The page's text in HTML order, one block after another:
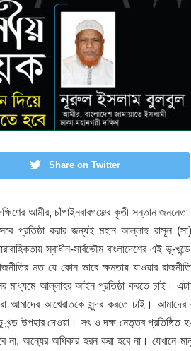
Share on Twitter
দক্ষিণের আমীর, চাঁপাইনবাবগঞ্জের কৃতী সন্তান
প্রতিষ্ঠা করার জন্যই মহান আল্লাহ রাসূল (সা)-
স্বাধীন-সার্বভৌম বাংলাদেশের এই
মত যে কোন ভাবে ক্ষমতায় যাওয়ার রাজনীতি
মাধ্যমে আল্লাহর আইন প্রতিষ্ঠা করতে চাই।
আখেরাতকে সুন্দর করতে চাই। আমাদের
খন্ড উপহার দেওয়া। সৎ ও দক্ষ নেতৃত্ব প্রতিষ্ঠিত
অন্যের অধিকার হরন করা হবে না। যেখানে